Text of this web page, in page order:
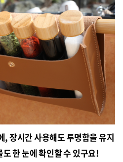
, 장시간 사용해도 투명함을 유지
한 눈에 확인할 수 있구요!